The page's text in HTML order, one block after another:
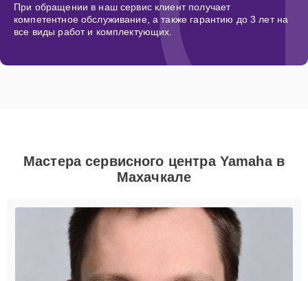
При обращении в наш сервис клиент получает
компетентное обслуживание, а также гарантию до 3 лет на
все виды работ и комплектующих.
Мастера сервисного центра Yamaha в
Махачкале